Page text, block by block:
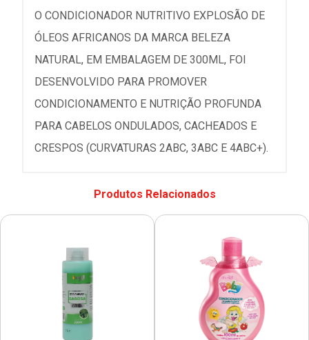
O CONDICIONADOR NUTRITIVO EXPLOSÃO DE
ÓLEOS AFRICANOS DA MARCA BELEZA
NATURAL, EM EMBALAGEM DE 300ML, FOI
DESENVOLVIDO PARA PROMOVER
CONDICIONAMENTO E NUTRIÇÃO PROFUNDA
PARA CABELOS ONDULADOS, CACHEADOS E
CRESPOS (CURVATURAS 2ABC, 3ABC E 4ABC+).
Produtos Relacionados